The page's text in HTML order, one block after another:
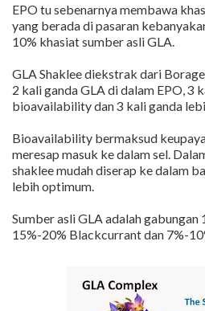
EPO tu sebenarnya membawa
yang berada di pasaran
10% khasiat sumber asli GLA.
GLA Shaklee diekstrak dari
2 kali ganda GLA di dalam EPO, 3
bioavailability dan 3 kali ganda
Bioavailability bermaksud
meresap masuk ke dalam sel.
shaklee mudah diserap ke dalam
lebih optimum.
Sumber asli GLA adalah gabungan
15%-20% Blackcurrant dan 7%-